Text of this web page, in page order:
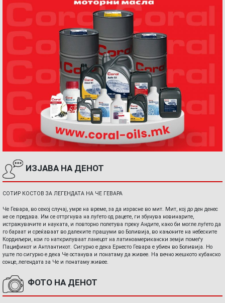
ИЗЈАВА НА ДЕНОТ
СОТИР КОСТОВ ЗА ЛЕГЕНДАТА НА ЧЕ ГЕВАРА
Че Гевара, во секој случај, умре на време, за да израсне во мит. Мит, кој до ден денес
не се предава. Им се оттргнува на луѓето од рацете, ги збунува новинарите,
истражувачите и науката, и повторно полетува преку Андите, како би могле луѓето да
го бараат и среќаваат во далеките прашуми во Боливија, во кањоните на небеските
Кордиљери, кои го наткрилуваат ланецот на латиноамерикански земји помеѓу
Пацификот и Антлантикот. Сигурно е дека Ернесто Гевара е убиен во Боливија. Но
уште по сигурно е дека Че останува и понатаму да живее. На вечно жешкото кубанско
сонце, легендата за Че и понатаму живее.
ФОТО НА ДЕНОТ